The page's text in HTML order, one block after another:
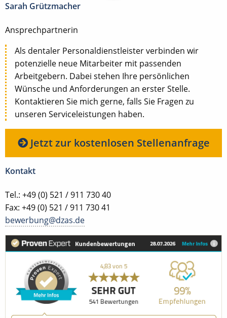
Sarah Grützmacher
Ansprechpartnerin
Als dentaler Personaldienstleister verbinden wir
potenzielle neue Mitarbeiter mit passenden
Arbeitgebern. Dabei stehen Ihre persönlichen
Wünsche und Anforderungen an erster Stelle.
Kontaktieren Sie mich gerne, falls Sie Fragen zu
unseren Serviceleistungen haben.
Jetzt zur kostenlosen Stellenanfrage
Kontakt
Tel.: +49 (0) 521 / 911 730 40
Fax: +49 (0) 521 / 911 730 41
bewerbung@dzas.de